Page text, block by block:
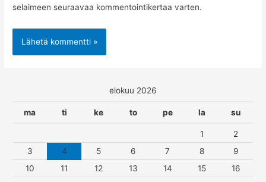
selaimeen seuraavaa kommentointikertaa varten.
elokuu 2026
ma ti ke to pe la su
1
2
3
4 5 6 7 8
9
10
11 12 13 14 15
16